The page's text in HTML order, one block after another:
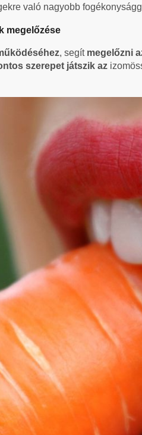
való nagyobb
megelőzése
, segít megelőzni
szerepet játszik az